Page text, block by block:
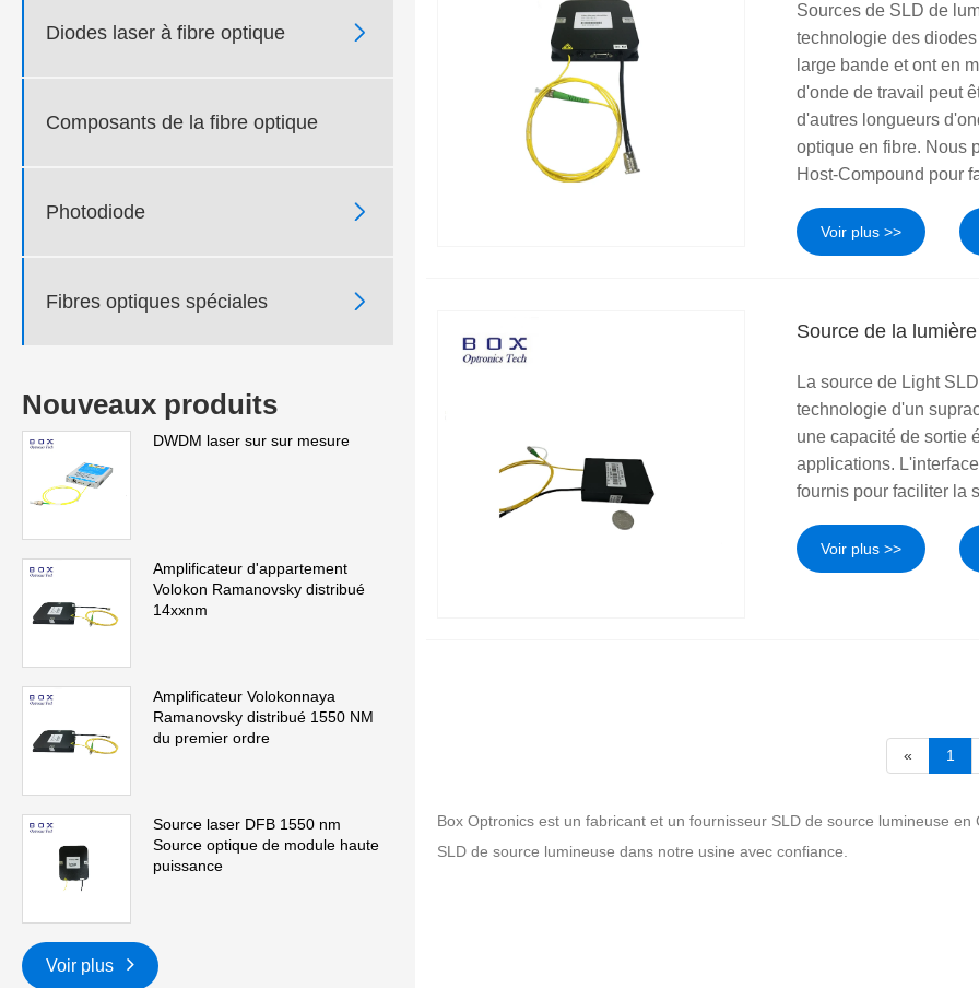
Diodes laser à fibre optique 
Composants de la fibre optique
Photodiode 
Fibres optiques spéciales 
Nouveaux produits
DWDM laser sur sur mesure
Amplificateur d'appartement
Volokon Ramanovsky distribué
14xxnm
Amplificateur Volokonnaya
Ramanovsky distribué 1550 NM
du premier ordre
Source laser DFB 1550 nm
Source optique de module haute
puissance
Voir plus
Sources de SLD de
technologie des
large bande et ont en
d'onde de travail peut
d'autres longueurs
optique en fibre. Nous
Host-Compound pour
Voir plus >>
Source de la
La source de Light
technologie d'un
une capacité de sortie
applications.
fournis pour faciliter la
Voir plus >>
« 1
Box Optronics est un fabricant et un fournisseur SLD de source lumineuse
SLD de source lumineuse dans notre usine avec confiance.